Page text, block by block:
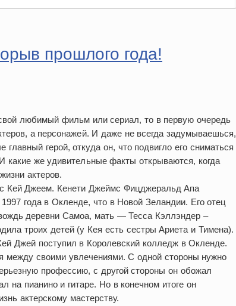
прошлого года!
любимый фильм или сериал, то в первую очередь
а персонажей. И даже не всегда задумываешься,
главный герой, откуда он, что подвигло его сниматься
какие же удивительные факты открываются, когда
актеров.
Кей Джеем. Кенети Джеймс Фицджеральд Апа
года в Окленде, что в Новой Зеландии. Его отец
деревни Самоа, мать — Тесса Кэллэндер –
троих детей (у Кея есть сестры Ариета и Тимена).
Джей поступил в Королевский колледж в Окленде.
между своими увлечениями. С одной стороны нужно
профессию, с другой стороны он обожал
на пианино и гитаре. Но в конечном итоге он
актерскому мастерству.